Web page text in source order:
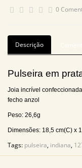
0
Descrição
Pulseira em
Joia incrível
fecho anzol
Peso: 26,6g
Dimensões: 18,5 cm(C) x
Tags: pulseira, indiana,